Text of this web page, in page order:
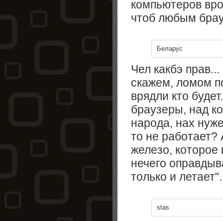
компьютеров
чтоб любым
Беларус
Чел какбэ
скажем, ломом
врядли кто
браузеры, над
народа, нах
то не работает?
железо, которое
нечего
только и
stas